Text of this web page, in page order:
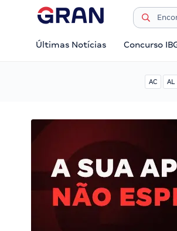
Últimas Notícias Concurso
AC AL